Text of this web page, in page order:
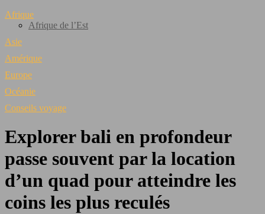
Afrique
Afrique de l’Est
Asie
Amérique
Europe
Océanie
Conseils voyage
Explorer bali en profondeur
passe souvent par la location
d’un quad pour atteindre les
coins les plus reculés